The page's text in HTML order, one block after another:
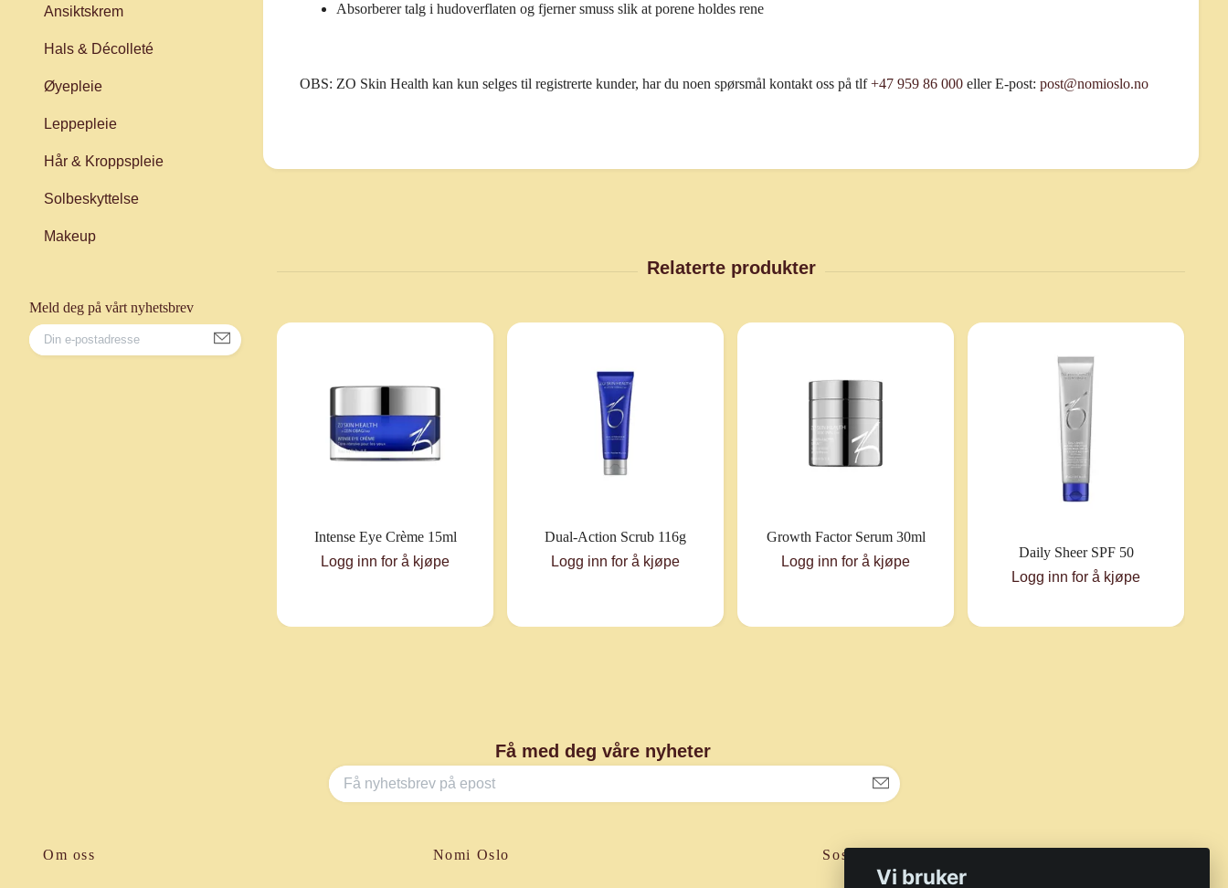
Ansiktskrem
Hals & Décolleté
Øyepleie
Leppepleie
Hår & Kroppspleie
Solbeskyttelse
Makeup
Meld deg på vårt nyhetsbrev
Absorberer talg i hudoverflaten og fjerner smuss slik at porene holdes rene
OBS: ZO Skin Health kan kun selges til registrerte kunder, har du noen spørsmål kontakt oss på tlf+47 959 86 000 eller E-post: post@nomioslo.no
Intense Eye Crème 15ml
Logg inn for å kjøpe
Dual-Action Scrub 116g
Logg inn for å kjøpe
Growth Factor Serum 30ml
Logg inn for å kjøpe
Daily Sheer SPF 50
Logg inn for å kjøpe
Få med deg våre nyheter
Om oss Nomi Oslo Sosiale medier
Vi bruker